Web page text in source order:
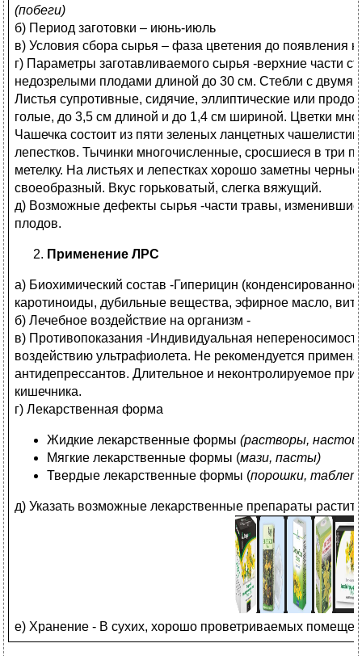
(побеги)
б) Период заготовки – июнь-июль
в) Условия сбора сырья – фаза цветения до появления
г) Параметры заготавливаемого сырья -верхние части
недозрелыми плодами длиной до 30 см. Стебли с
Листья супротивные, сидячие, эллиптические или
голые, до 3,5 см длиной и до 1,4 см шириной. Цветки
Чашечка состоит из пяти зеленых ланцетных
лепестков. Тычинки многочисленные, сросшиеся в три
метелку. На листьях и лепестках хорошо заметны
своеобразный. Вкус горьковатый, слегка вяжущий.
д) Возможные дефекты сырья -части травы, изменившие
плодов.
Применение ЛРС
а) Биохимический состав -Гиперицин
каротиноиды, дубильные вещества, эфирное масло,
б) Лечебное воздействие на организм -
в) Противопоказания -Индивидуальная
воздействию ультрафиолета. Не рекомендуется
антидепрессантов. Длительное и неконтролируемое
кишечника.
г) Лекарственная форма
Жидкие лекарственные формы (растворы,
Мягкие лекарственные формы (мази, пасты)
Твердые лекарственные формы (порошки,
д) Указать возможные лекарственные препараты
е) Хранение - В сухих, хорошо проветриваемых